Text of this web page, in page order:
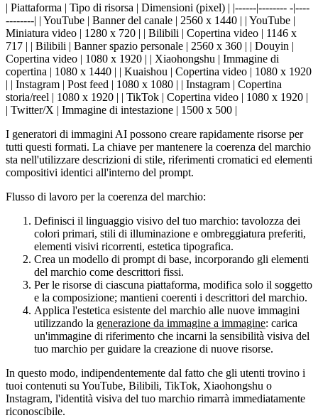
| Piattaforma | Tipo di risorsa | Dimensioni (pixel) | |------|-------- -|----
--------| | YouTube | Banner del canale | 2560 x 1440 | | YouTube |
Miniatura video | 1280 x 720 | | Bilibili | Copertina video | 1146 x
717 | | Bilibili | Banner spazio personale | 2560 x 360 | | Douyin |
Copertina video | 1080 x 1920 | | Xiaohongshu | Immagine di
copertina | 1080 x 1440 | | Kuaishou | Copertina video | 1080 x 1920
| | Instagram | Post feed | 1080 x 1080 | | Instagram | Copertina
storia/reel | 1080 x 1920 | | TikTok | Copertina video | 1080 x 1920 |
| Twitter/X | Immagine di intestazione | 1500 x 500 |
I generatori di immagini AI possono creare rapidamente risorse per
tutti questi formati. La chiave per mantenere la coerenza del marchio
sta nell'utilizzare descrizioni di stile, riferimenti cromatici ed elementi
compositivi identici all'interno del prompt.
Flusso di lavoro per la coerenza del marchio:
Definisci il linguaggio visivo del tuo marchio: tavolozza dei
colori primari, stili di illuminazione e ombreggiatura preferiti,
elementi visivi ricorrenti, estetica tipografica.
Crea un modello di prompt di base, incorporando gli elementi
del marchio come descrittori fissi.
Per le risorse di ciascuna piattaforma, modifica solo il soggetto
e la composizione; mantieni coerenti i descrittori del marchio.
Applica l'estetica esistente del marchio alle nuove immagini
utilizzando la generazione da immagine a immagine: carica
un'immagine di riferimento che incarni la sensibilità visiva del
tuo marchio per guidare la creazione di nuove risorse.
In questo modo, indipendentemente dal fatto che gli utenti trovino i
tuoi contenuti su YouTube, Bilibili, TikTok, Xiaohongshu o
Instagram, l'identità visiva del tuo marchio rimarrà immediatamente
riconoscibile.